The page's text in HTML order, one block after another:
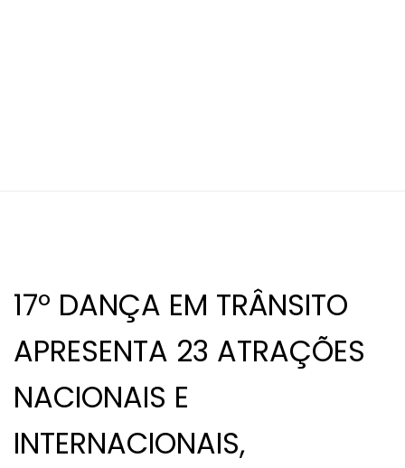
17º DANÇA EM TRÂNSITO
APRESENTA 23 ATRAÇÕES
NACIONAIS E
INTERNACIONAIS,